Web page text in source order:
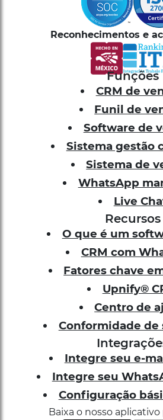
Reconhecimentos e
Funções
CRM de
Funil de
Software de
Sistema gestão
Sistema de
WhatsApp
Live
Recursos
O que é um
CRM com
Fatores chave
Upnify®
Centro de
Conformidade de
Integre seu e-
Integre seu
Configuração
Baixa o nosso